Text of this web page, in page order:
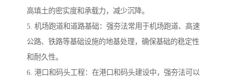
高填土的密实度和承载力，减少沉降。
5. 机场跑道和道路基础：强夯法常用于机场跑道、高速
公路、铁路等基础设施的地基处理，确保基础的稳定性
和耐久性。
6. 港口和码头工程：在港口和码头建设中，强夯法可以